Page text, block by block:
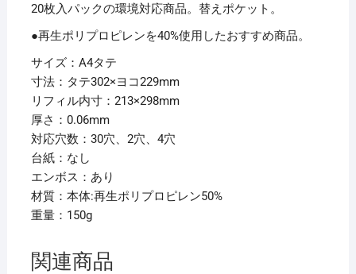
パ
ッ
ク）
A4
タ
テ
2・
4・
30
穴
パ
20枚入パックの環境対応商品。替えポケット。
●再生ポリプロピレンを40%使用したおすすめ商品。
サイズ：A4タテ
寸法：タテ302×ヨコ229mm
リフィル内寸：213×298mm
厚さ：0.06mm
対応穴数：30穴、2穴、4穴
台紙：なし
エンボス：あり
材質：本体:再生ポリプロピレン50%
重量：150g
関連商品